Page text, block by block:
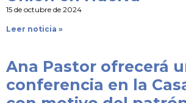
15 de octubre de 2024
Leer noticia »
Ana Pastor ofrecerá
conferencia en la